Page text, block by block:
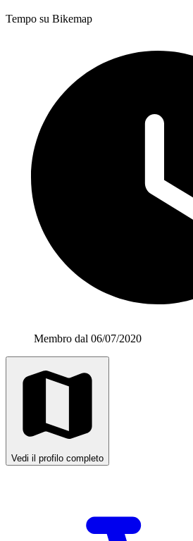
Tempo su Bikemap
Membro dal 06/07/2020
Vedi il profilo completo